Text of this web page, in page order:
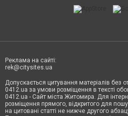
Реклама на сайті:
rek@citysites.ua
Допускається цитування матеріалів без
0412.ua за умови розміщення в тексті
0412.ua - Сайт міста Житомира. Для
розміщення прямого, відкритого для
на цитовані статті не нижче другого